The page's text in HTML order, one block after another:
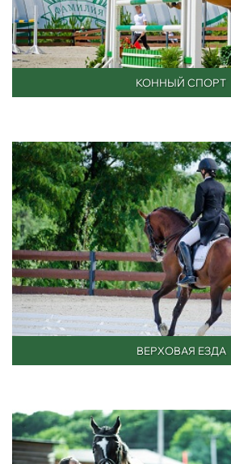
КОННЫЙ СПОРТ
ВЕРХОВАЯ ЕЗДА